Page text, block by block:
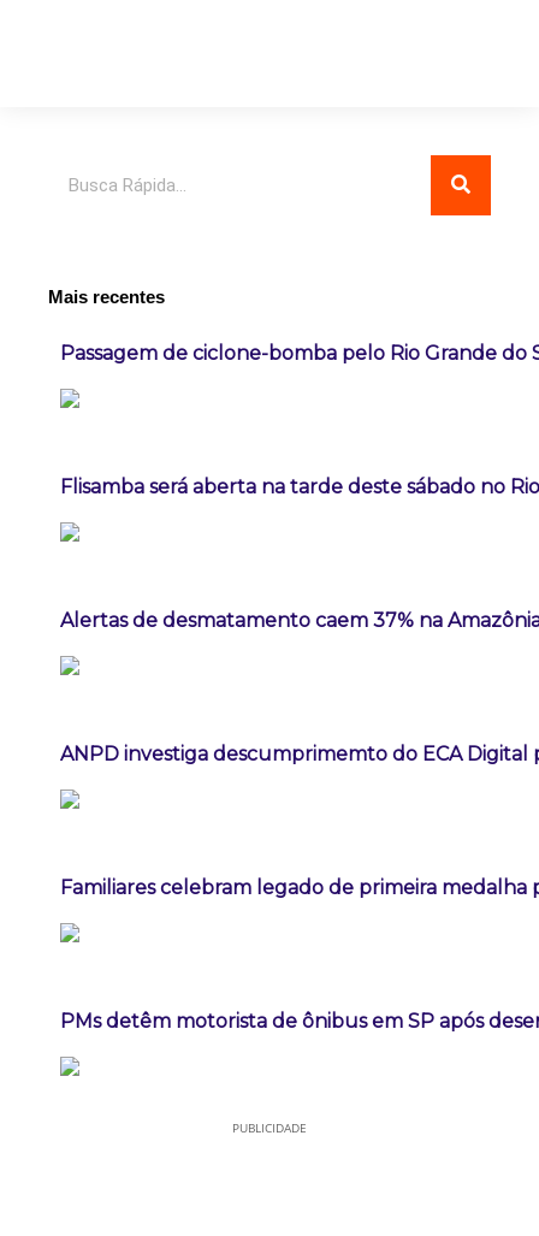
Mais recentes
Passagem de ciclone-bomba pelo Rio Grande
Flisamba será aberta na tarde deste sábado no
Alertas de desmatamento caem 37% na
ANPD investiga descumprimemto do ECA Digital
Familiares celebram legado de primeira medalha
PMs detêm motorista de ônibus em SP após
PUBLICIDADE